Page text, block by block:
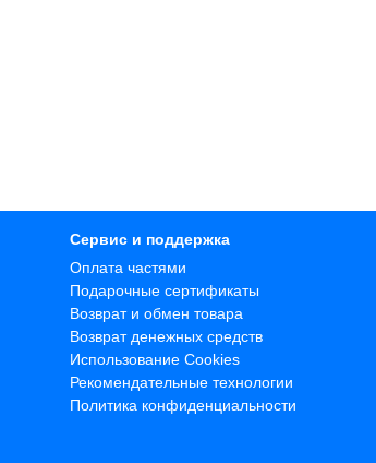
Сервис и поддержка
Оплата частями
Подарочные сертификаты
Возврат и обмен товара
Возврат денежных средств
Использование Cookies
Рекомендательные технологии
Политика конфиденциальности